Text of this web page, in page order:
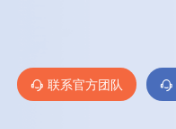
联系官方团队